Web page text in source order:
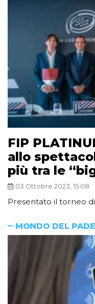
FIP
allo
più tra le
03 Ottobre 2023, 15:08
Presentato il torneo
MONDO DEL